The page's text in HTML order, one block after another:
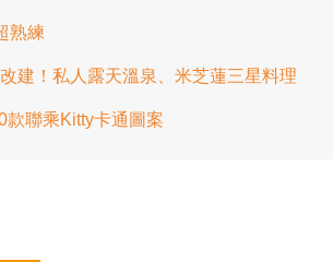
熟練
建！私人露天溫泉、米芝蓮三星料理
聯乘Kitty卡通圖案